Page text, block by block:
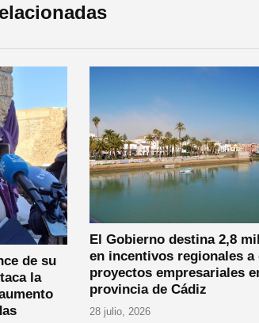
de su
la
El Gobierno destina 2,8
en incentivos regionales a
proyectos empresariales
provincia de Cádiz
28 julio, 2026